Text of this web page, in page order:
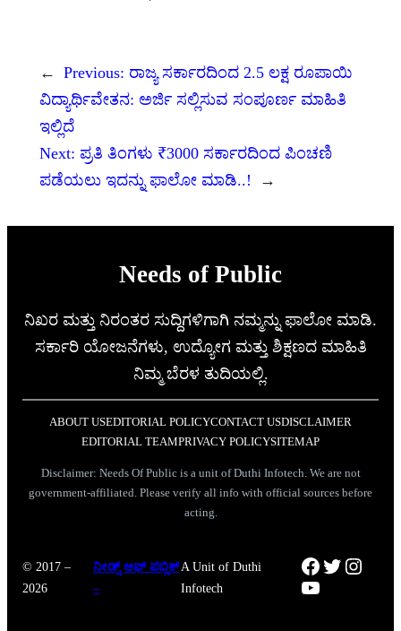
← Previous: ರಾಜ್ಯ ಸರ್ಕಾರದಿಂದ 2.5 ಲಕ್ಷ ರೂಪಾಯಿ
ವಿದ್ಯಾರ್ಥಿವೇತನ: ಅರ್ಜಿ ಸಲ್ಲಿಸುವ ಸಂಪೂರ್ಣ ಮಾಹಿತಿ
ಇಲ್ಲಿದೆ
Next: ಪ್ರತಿ ತಿಂಗಳು ₹3000 ಸರ್ಕಾರದಿಂದ ಪಿಂಚಣಿ
ಪಡೆಯಲು ಇದನ್ನು ಫಾಲೋ ಮಾಡಿ..!
→
Needs of Public
ನಿಖರ ಮತ್ತು ನಿರಂತರ ಸುದ್ದಿಗಳಿಗಾಗಿ ನಮ್ಮನ್ನು ಫಾಲೋ ಮಾಡಿ.
ಸರ್ಕಾರಿ ಯೋಜನೆಗಳು, ಉದ್ಯೋಗ ಮತ್ತು ಶಿಕ್ಷಣದ ಮಾಹಿತಿ
ನಿಮ್ಮ ಬೆರಳ ತುದಿಯಲ್ಲಿ.
ABOUT USEDITORIAL POLICYCONTACT USDISCLAIMER
EDITORIAL TEAMPRIVACY POLICYSITEMAP
Disclaimer: Needs Of Public is a unit of Duthi Infotech. We are not
government-affiliated. Please verify all info with official sources before
acting.
© 2017 –
2026
ನೀಡ್ಸ್ ಆಫ್ ಪಬ್ಲಿಕ್
–
A Unit of Duthi
Infotech
Facebook
Twitter
YouTube